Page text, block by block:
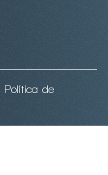
Política de